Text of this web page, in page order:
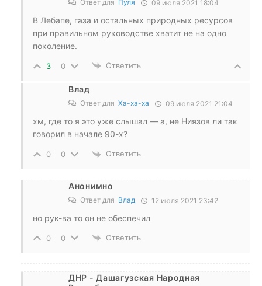
Ответ для Пуля 09 июля 2021 18:04
В Лебапе, газа и остальных природных ресурсов
при правильном руководстве хватит не на одно
поколение.
3 0 Ответить
Влад
Ответ для Ха-ха-ха 09 июля 2021 21:04
хм, где то я это уже слышал — а, не Ниязов ли так
говорил в начале 90-х?
0 0 Ответить
Анонимно
Ответ для Влад 12 июля 2021 23:42
но рук-ва то он не обеспечил
0 0 Ответить
ДНР - Дашагузская Народная